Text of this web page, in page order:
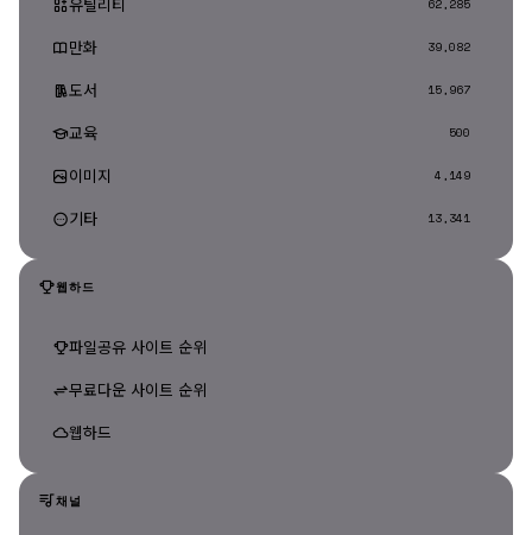
62,285
만화 39,082
도서 15,967
교육 500
이미지 4,149
기타 13,341
웹하드
파일공유 사이트 순위
무료다운 사이트 순위
웹하드
채널